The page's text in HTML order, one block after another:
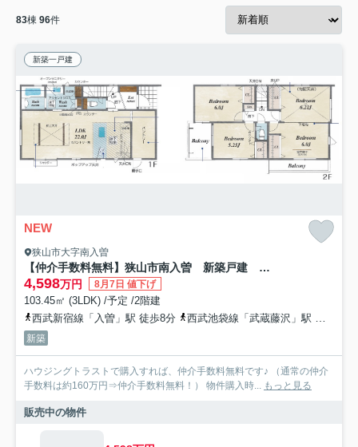
83棟 96件
新築一戸建
NEW
狭山市大字南入曽
【仲介手数料無料】狭山市南入曽 新築戸建 全１棟
4,598万円 8月7日 値下げ
103.45㎡ (3LDK) /予定 /2階建
西武新宿線「入曽」駅 徒歩8分
西武池袋線「武蔵藤沢」駅 徒歩25分
新築
ハウジングトラストで購入すれば、仲介手数料無料です♪ （通常の仲介
手数料は約160万円⇒仲介手数料無料！） 物件購入時... もっと見る
販売中の物件